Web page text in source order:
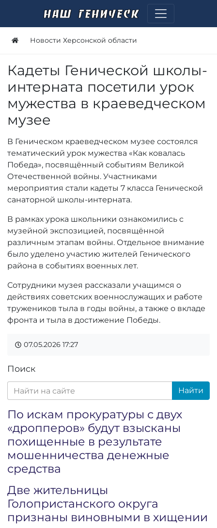
Новости Херсонской области
Кадеты Генической школы-
интерната посетили урок
мужества в краеведческом
музее
В Геническом краеведческом музее состоялся
тематический урок мужества «Как ковалась
Победа», посвящённый событиям Великой
Отечественной войны. Участниками
мероприятия стали кадеты 7 класса Генической
санаторной школы-интерната.
В рамках урока школьники ознакомились с
музейной экспозицией, посвящённой
различным этапам войны. Отдельное внимание
было уделено участию жителей Генического
района в событиях военных лет.
Сотрудники музея рассказали учащимся о
действиях советских военнослужащих и работе
тружеников тыла в годы войны, а также о вкладе
фронта и тыла в достижение Победы.
07.05.2026 17:27
Поиск
Найти
По искам прокуратуры с двух
«дропперов» будут взысканы
похищенные в результате
мошенничества денежные
средства
Две жительницы
Голопристанского округа
признаны виновными в хищении